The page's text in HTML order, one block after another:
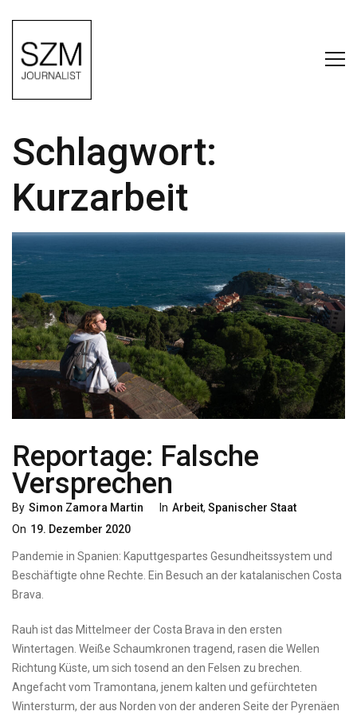
Schlagwort:
Kurzarbeit
Reportage: Falsche
Versprechen
By Simon Zamora Martin Categories
In Arbeit, Spanischer Staat
On 19. Dezember 2020
Pandemie in Spanien: Kaputtgespartes Gesundheitssystem und
Beschäftigte ohne Rechte. Ein Besuch an der katalanischen Costa
Brava.
Rauh ist das Mittelmeer der Costa Brava in den ersten
Wintertagen. Weiße Schaumkronen tragend, rasen die Wellen
Richtung Küste, um sich tosend an den Felsen zu brechen.
Angefacht vom Tramontana, jenem kalten und gefürchteten
Wintersturm, der aus Norden von der anderen Seite der Pyrenäen